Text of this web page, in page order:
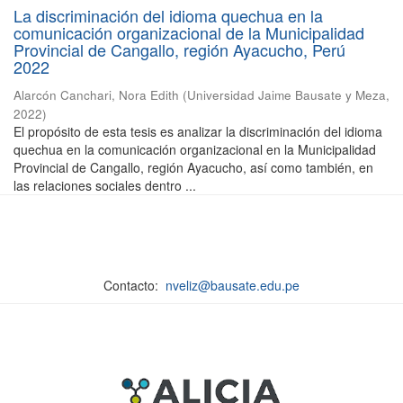
La discriminación del idioma quechua en la
comunicación organizacional de la Municipalidad
Provincial de Cangallo, región Ayacucho, Perú
2022
Alarcón Canchari, Nora Edith (Universidad Jaime Bausate y Meza,
2022)
El propósito de esta tesis es analizar la discriminación del idioma
quechua en la comunicación organizacional en la Municipalidad
Provincial de Cangallo, región Ayacucho, así como también, en
las relaciones sociales dentro ...
Contacto: nveliz@bausate.edu.pe